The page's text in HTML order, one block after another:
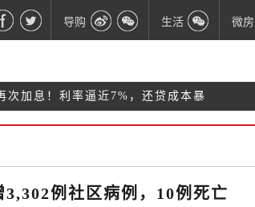
导购 生活 微
次加息！利率逼近7%，还贷成本暴
灵顿今日有游行，部分道路封闭
例社区病例，10例死亡